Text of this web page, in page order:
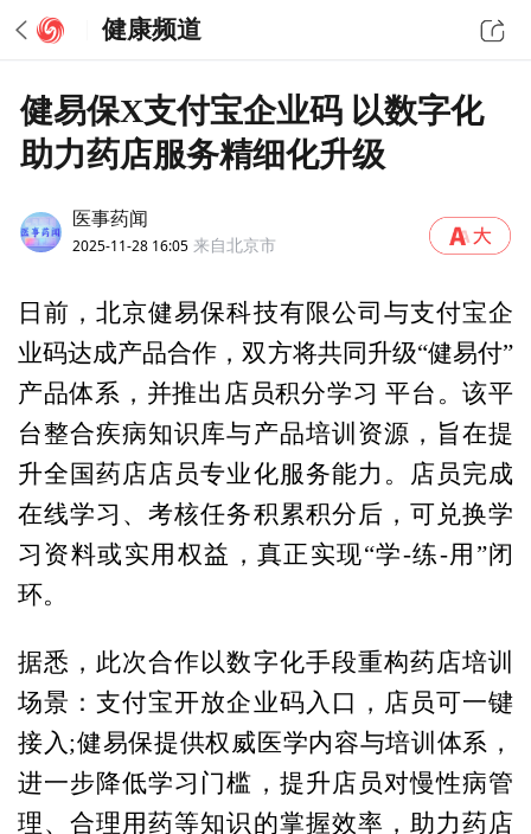
健康频道
健易保X支付宝企业码 以数字化
助力药店服务精细化升级
医事药闻
2025-11-28 16:05 来自北京市
日前，北京健易保科技有限公司与支付宝企
业码达成产品合作，双方将共同升级“健易付”
产品体系，并推出店员积分学习 平台。该平
台整合疾病知识库与产品培训资源，旨在提
升全国药店店员专业化服务能力。店员完成
在线学习、考核任务积累积分后，可兑换学
习资料或实用权益，真正实现“学-练-用”闭
环。
据悉，此次合作以数字化手段重构药店培训
场景：支付宝开放企业码入口，店员可一键
接入;健易保提供权威医学内容与培训体系，
进一步降低学习门槛，提升店员对慢性病管
理、合理用药等知识的掌握效率，助力药店